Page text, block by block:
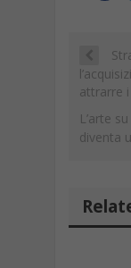
attrarre
L’arte
diventa